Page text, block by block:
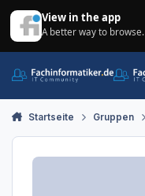
View in the app
A better way to browse.
Startseite Gruppen